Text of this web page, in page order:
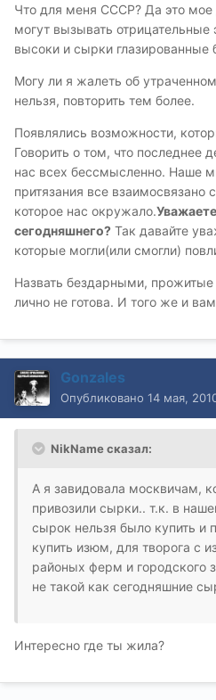
Что для меня СССР? Да это мое
могут вызывать
высоки и сырки глазированные
Могу ли я жалеть об
нельзя, повторить тем более.
Появлялись возможности,
Говорить о том, что последнее
нас всех бессмысленно. Наше
притязания все взаимосвязано
которое нас окружало.
сегодняшнего? Так давайте
которые могли(или смогли)
Назвать бездарными,
лично не готова. И того же и
Gonzales
Опубликовано 14 мая,
NikName сказал:
А я завидовала москвичам,
привозили сырки.. т.к. в
сырок нельзя было купить и
купить изюм, для творога с
районых ферм и городского
не такой как сегодняшние
Интересно где ты жила?